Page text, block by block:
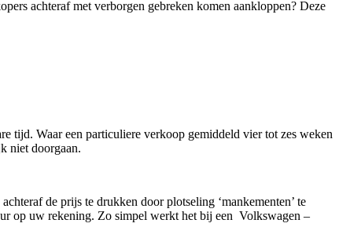
achteraf met verborgen gebreken komen aankloppen? Deze
tijd. Waar een particuliere verkoop gemiddeld vier tot zes weken
niet doorgaan.
de prijs te drukken door plotseling ‘mankementen’ te
op uw rekening. Zo simpel werkt het bij een Volkswagen –